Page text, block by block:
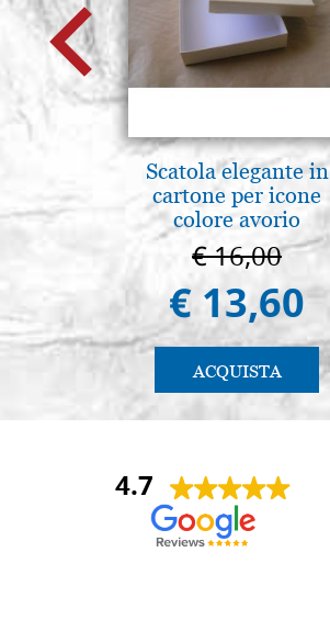
Scatola elegante in
cartone per icone
colore avorio
€ 16,00
€ 13,60
ACQUISTA
4.7
Andrea Monguzzi